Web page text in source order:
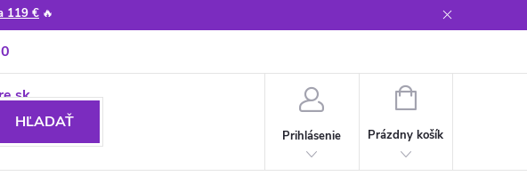
119 € 🔥
HĽADAŤ
Prihlásenie
NÁKUPNÝ
Prázdny košík